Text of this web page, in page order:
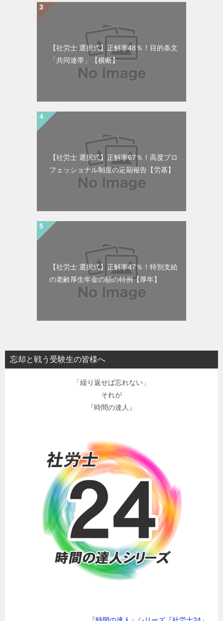
【社労士 選択式】正解率48％！目的条文
「共同連帯」【横断】
【社労士 選択式】正解率67％！高度プロ
フェッショナル制度の定期報告【労基】
【社労士 選択式】正解率47％！特別支給
の老齢厚生年金の額の特例【厚年】
忘却と戦う受験生の皆様へ
「繰り返せば忘れない」
それが
『時間の達人』